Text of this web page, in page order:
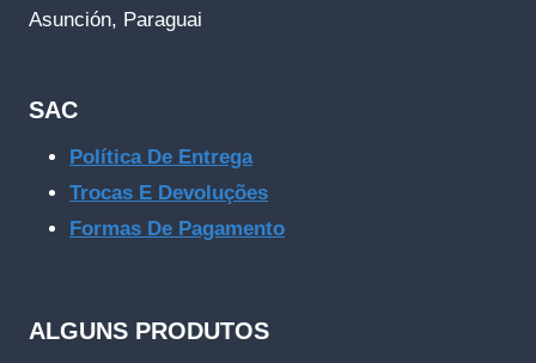
Asunción, Paraguai
SAC
Política De Entrega
Trocas E Devoluções
Formas De Pagamento
ALGUNS PRODUTOS